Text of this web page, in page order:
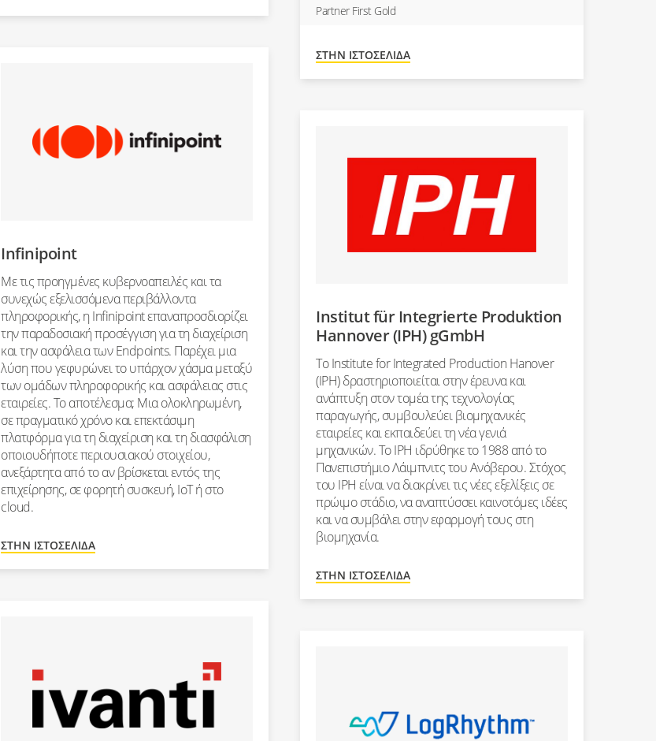
Partner First Gold
ΣΤΗΝ ΙΣΤΟΣΕΛΊΔΑ
Infinipoint
Με τις προηγμένες κυβερνοαπειλές και τα
συνεχώς εξελισσόμενα περιβάλλοντα
πληροφορικής, η Infinipoint επαναπροσδιορίζει
την παραδοσιακή προσέγγιση για τη διαχείριση
και την ασφάλεια των Endpoints. Παρέχει μια
λύση που γεφυρώνει το υπάρχον χάσμα μεταξύ
των ομάδων πληροφορικής και ασφάλειας στις
εταιρείες. Το αποτέλεσμα; Μια ολοκληρωμένη,
σε πραγματικό χρόνο και επεκτάσιμη
πλατφόρμα για τη διαχείριση και τη διασφάλιση
οποιουδήποτε περιουσιακού στοιχείου,
ανεξάρτητα από το αν βρίσκεται εντός της
επιχείρησης, σε φορητή συσκευή, IoT ή στο
cloud.
ΣΤΗΝ ΙΣΤΟΣΕΛΊΔΑ
Institut für Integrierte Produktion
Hannover (IPH) gGmbH
Το Institute for Integrated Production Hanover
(IPH) δραστηριοποιείται στην έρευνα και
ανάπτυξη στον τομέα της τεχνολογίας
παραγωγής, συμβουλεύει βιομηχανικές
εταιρείες και εκπαιδεύει τη νέα γενιά
μηχανικών. Το IPH ιδρύθηκε το 1988 από το
Πανεπιστήμιο Λάιμπνιτς του Ανόβερου. Στόχος
του IPH είναι να διακρίνει τις νέες εξελίξεις σε
πρώιμο στάδιο, να αναπτύσσει καινοτόμες ιδέες
και να συμβάλει στην εφαρμογή τους στη
βιομηχανία.
ΣΤΗΝ ΙΣΤΟΣΕΛΊΔΑ